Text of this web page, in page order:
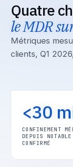
Quatre
le MDR
Métriques
clients, Q1
<30
CONFINEMENT
DEPUIS NOTABLE
CONFIRMÉ